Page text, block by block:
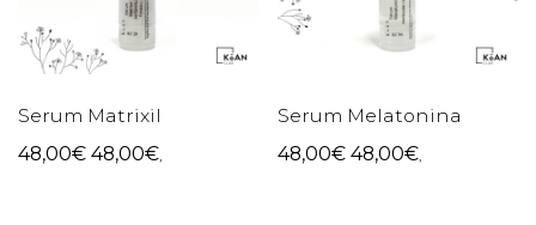
Serum Matrixil
48,00€ 48,00€,
Serum Melatonina
48,00€ 48,00€,